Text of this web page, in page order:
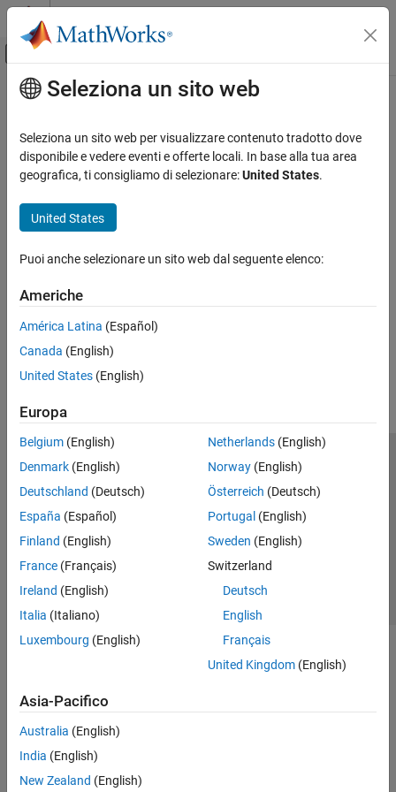
Vai al contenuto
Attiva/disattiva menu di navigazione
Pagina iniziale della documentazione
Contenuto principale
How useful was this information?
Seleziona un sito web
Seleziona un sito web per visualizzare contenuto tradotto dove
disponibile e vedere eventi e offerte locali. In base alla tua area
geografica, ti consigliamo di selezionare:United States.
United States
Puoi anche selezionare un sito web dal seguente elenco:
Americhe
América Latina (Español)
Canada (English)
United States (English)
Europa
Belgium (English)
Denmark (English)
Deutschland (Deutsch)
España (Español)
Finland (English)
France (Français)
Ireland (English)
Italia (Italiano)
Luxembourg (English)
Netherlands(English)
Norway(English)
Österreich (Deutsch)
Portugal (English)
Sweden (English)
Switzerland
Deutsch
English
Français
United Kingdom(English)
Asia-Pacifico
Australia (English)
India (English)
New Zealand (English)
Centro di fiducia
Informativa sulla privacy
Antipirateria
Stato dell'applicazione
Contatti
© 1994-2026 The MathWorks, Inc.